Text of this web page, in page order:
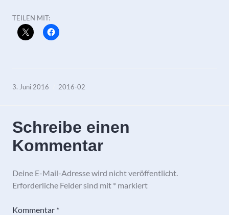
TEILEN MIT:
3. Juni 2016 2016-02
Schreibe einen
Kommentar
Deine E-Mail-Adresse wird nicht veröffentlicht.
Erforderliche Felder sind mit * markiert
Kommentar *